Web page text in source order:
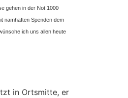
gehen in der Not 1000
namhaften Spenden dem
ich uns allen heute
in Ortsmitte, er